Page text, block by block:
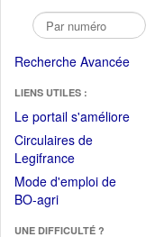
Recherche Avancée
LIENS UTILES :
Le portail s'améliore(Fichier
Circulaires de
Legifrance(Ouvrir
dans
une
fenêtre)
Mode d'emploi de
BO-agri(Ouvrir
UNE DIFFICULTÉ ?